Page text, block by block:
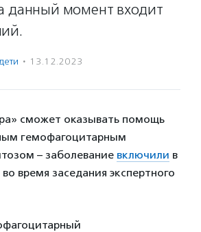
данный момент входит
· 13.12.2023
сможет оказывать помощь
гемофагоцитарным
– заболевание включили в
время заседания экспертного